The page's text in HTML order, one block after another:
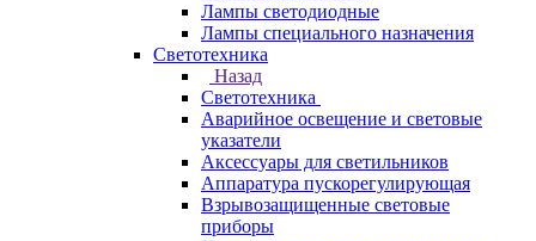
Лампы светодиодные
Лампы специального назначения
Светотехника
Назад
Светотехника
Аварийное освещение и световые
указатели
Аксессуары для светильников
Аппаратура пускорегулирующая
Взрывозащищенные световые
приборы